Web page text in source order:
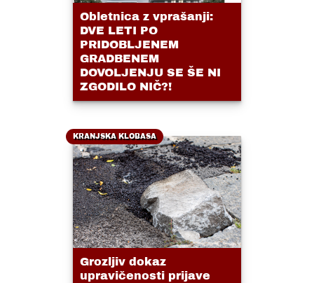
Obletnica z vprašanji:
DVE LETI PO
PRIDOBLJENEM
GRADBENEM
DOVOLJENJU SE ŠE NI
ZGODILO NIČ?!
KRANJSKA KLOBASA
Grozljiv dokaz
upravičenosti prijave